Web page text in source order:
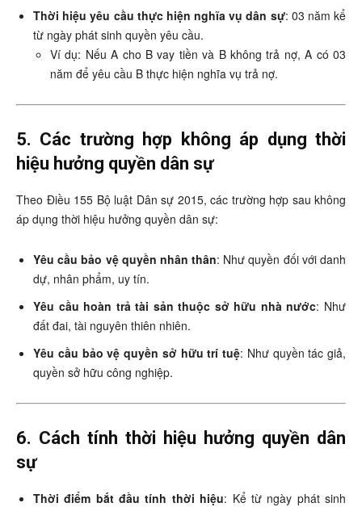
Thời hiệu yêu cầu thực hiện nghĩa vụ dân sự: 03 năm kể
từ ngày phát sinh quyền yêu cầu.
Ví dụ: Nếu A cho B vay tiền và B không trả nợ, A có 03
năm để yêu cầu B thực hiện nghĩa vụ trả nợ.
5. Các trường hợp không áp dụng thời
hiệu hưởng quyền dân sự
Theo Điều 155 Bộ luật Dân sự 2015, các trường hợp sau không
áp dụng thời hiệu hưởng quyền dân sự:
Yêu cầu bảo vệ quyền nhân thân: Như quyền đối với danh
dự, nhân phẩm, uy tín.
Yêu cầu hoàn trả tài sản thuộc sở hữu nhà nước: Như
đất đai, tài nguyên thiên nhiên.
Yêu cầu bảo vệ quyền sở hữu trí tuệ: Như quyền tác giả,
quyền sở hữu công nghiệp.
6. Cách tính thời hiệu hưởng quyền dân
sự
Thời điểm bắt đầu tính thời hiệu: Kể từ ngày phát sinh